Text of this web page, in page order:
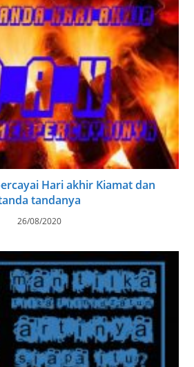
Hari akhir Kiamat dan
tandanya
26/08/2020